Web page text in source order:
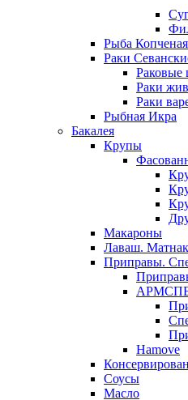
Рыба Копченая
Раки
Раковые
Раки
Раки
Рыбная Икра
Бакалея
Крупы
Макароны
Лаваш.
Приправы.
Hamove
Соусы
Масло